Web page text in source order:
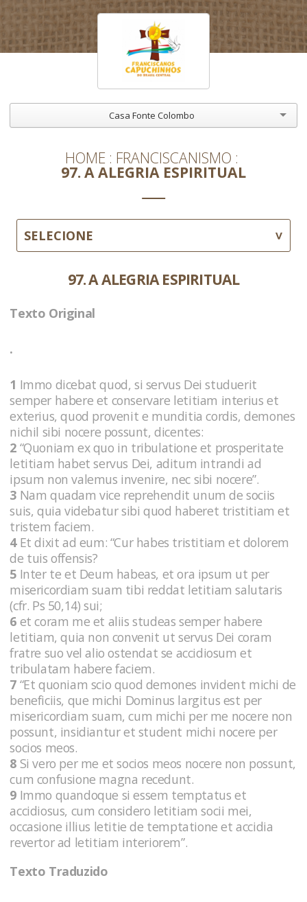
Casa Fonte Colombo
HOME FRANCISCANISMO
97. A ALEGRIA ESPIRITUAL
SELECIONE
97. A ALEGRIA ESPIRITUAL
Texto Original
.
1 Immo dicebat quod, si servus Dei studuerit
semper habere et conservare letitiam interius et
exterius, quod provenit e munditia cordis, demones
nichil sibi nocere possunt, dicentes:
2 “Quoniam ex quo in tribulatione et prosperitate
letitiam habet servus Dei, aditum intrandi ad
ipsum non valemus invenire, nec sibi nocere”.
3 Nam quadam vice reprehendit unum de sociis
suis, quia videbatur sibi quod haberet tristitiam et
tristem faciem.
4Et dixit ad eum: “Cur habes tristitiam et dolorem
de tuis offensis?
5 Inter te et Deum habeas, et ora ipsum ut per
misericordiam suam tibi reddat letitiam salutaris
(cfr. Ps 50,14) sui;
6 et coram me et aliis studeas semper habere
letitiam, quia non convenit ut servus Dei coram
fratre suo vel alio ostendat se accidiosum et
tribulatam habere faciem.
7 “Et quoniam scio quod demones invident michi de
beneficiis, que michi Dominus largitus est per
misericordiam suam, cum michi per me nocere non
possunt, insidiantur et student michi nocere per
socios meos.
8 Si vero per me et socios meos nocere non possunt,
cum confusione magna recedunt.
9 Immo quandoque si essem temptatus et
accidiosus, cum considero letitiam socii mei,
occasione illius letitie de temptatione et accidia
revertor ad letitiam interiorem”.
Texto Traduzido